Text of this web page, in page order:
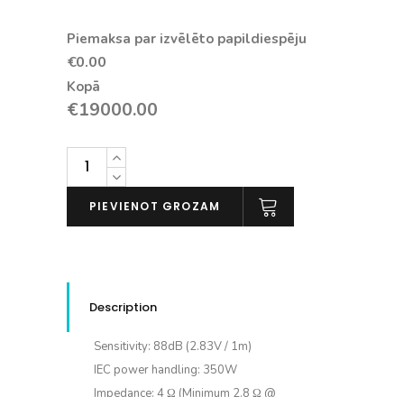
Piemaksa par izvēlēto papildiespēju
€0.00
Kopā
€19000.00
Dynaudio
Confidence
(pāris)
PIEVIENOT GROZAM
Description
Sensitivity: 88dB (2.83V / 1m)
IEC power handling: 350W
Impedance: 4 Ω (Minimum 2.8 Ω @